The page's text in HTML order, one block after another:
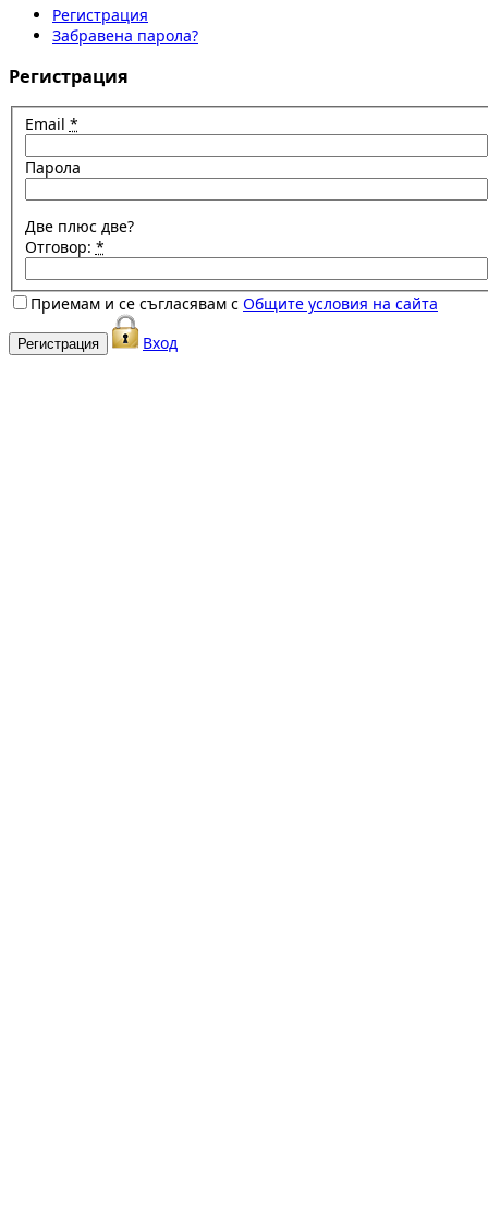
Регистрация
Забравена парола?
Регистрация
Email *
Парола
Две плюс две?
Отговор: *
Приемам и се съгласявам с Общите условия на сайта
Вход